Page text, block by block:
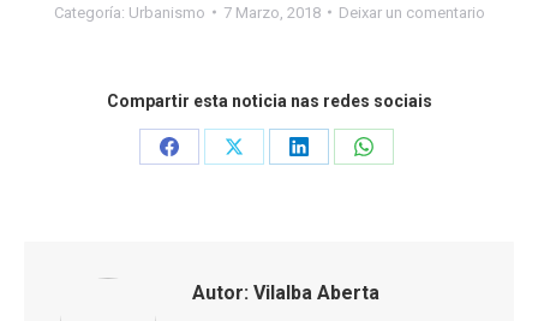
Categoría: Urbanismo 7 Marzo, 2018 Deixar un comentario
Compartir esta noticia nas redes sociais
Share
Share
Share
Share
Autor: Vilalba Aberta